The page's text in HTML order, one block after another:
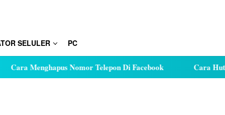
SELULER PC
Nomor Telepon Di Facebook Cara Hutang Kuota